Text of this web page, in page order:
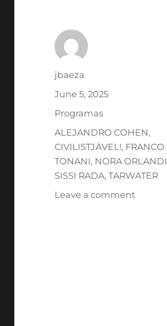
Author
jbaeza
Posted
June 5, 2025
Categories
Programas
Tags
ALEJANDRO COHEN,
CIVILISTJÄVEL!, FRANCO
TONANI, NORA ORLANDI
SISSI RADA,TARWATER
Leave a commenton